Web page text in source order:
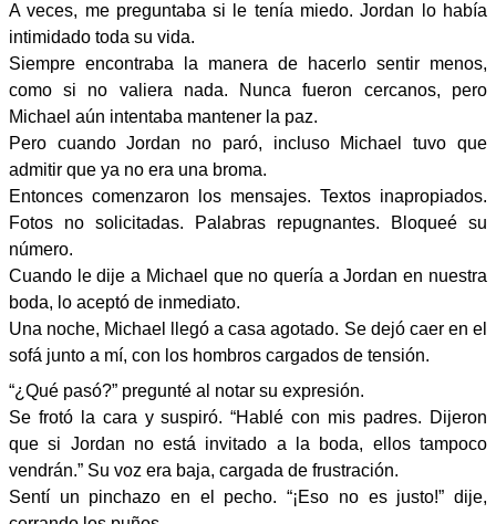
A veces, me preguntaba si le tenía miedo. Jordan lo había
intimidado toda su vida.
Siempre encontraba la manera de hacerlo sentir menos,
como si no valiera nada. Nunca fueron cercanos, pero
Michael aún intentaba mantener la paz.
Pero cuando Jordan no paró, incluso Michael tuvo que
admitir que ya no era una broma.
Entonces comenzaron los mensajes. Textos inapropiados.
Fotos no solicitadas. Palabras repugnantes. Bloqueé su
número.
Cuando le dije a Michael que no quería a Jordan en nuestra
boda, lo aceptó de inmediato.
Una noche, Michael llegó a casa agotado. Se dejó caer en el
sofá junto a mí, con los hombros cargados de tensión.
“¿Qué pasó?” pregunté al notar su expresión.
Se frotó la cara y suspiró. “Hablé con mis padres. Dijeron
que si Jordan no está invitado a la boda, ellos tampoco
vendrán.” Su voz era baja, cargada de frustración.
Sentí un pinchazo en el pecho. “¡Eso no es justo!” dije,